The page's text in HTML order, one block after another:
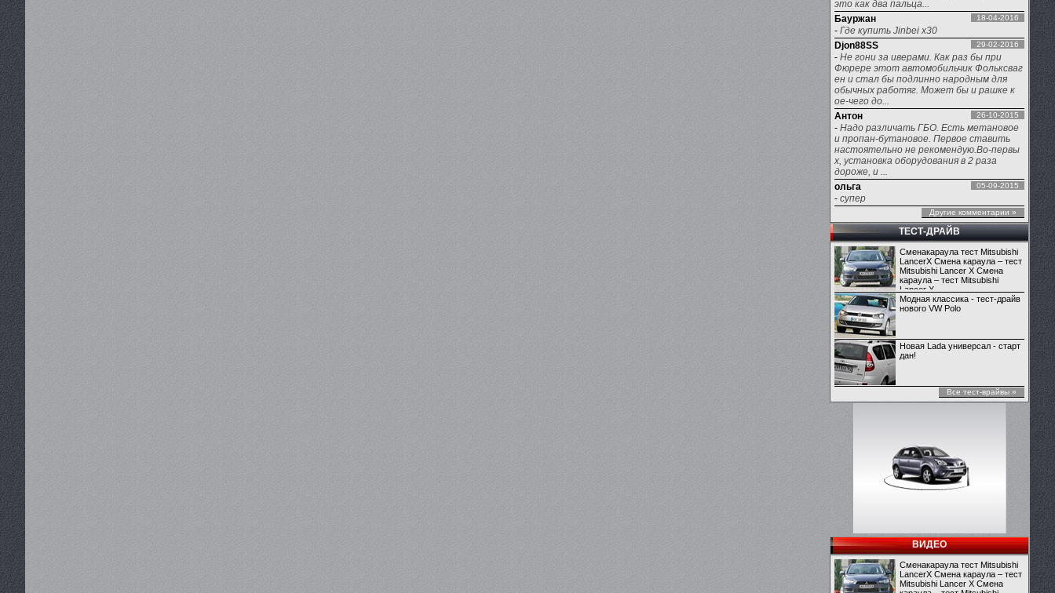
это как два пальца...
Бауржан
18-04-2016
- Где купить Jinbei x30
Djon88SS
29-02-2016
- Не гони за иверами. Как раз бы при
Фюрере этот автомобильчик Фольксваг
ен и стал бы подлинно народным для
обычных работяг. Может бы и рашке к
ое-чего до...
Антон
26-10-2015
- Надо различать ГБО. Есть метановое
и пропан-бутановое. Первое ставить
настоятельно не рекомендую.Во-первы
х, установка оборудования в 2 раза
дороже, и ...
ольга
05-09-2015
- супер
Другие комментарии »
ТЕСТ-ДРАЙВ
Сменакараула тест Mitsubishi
LancerX Смена караула – тест
Mitsubishi Lancer X Смена
караула – тест Mitsubishi
Lancer X
Модная классика - тест-драйв
нового VW Polo
Новая Lada универсал - старт
дан!
Все тест-врайвы »
ВИДЕО
Сменакараула тест Mitsubishi
LancerX Смена караула – тест
Mitsubishi Lancer X Смена